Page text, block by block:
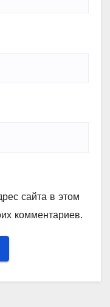
сайта в этом
комментариев.